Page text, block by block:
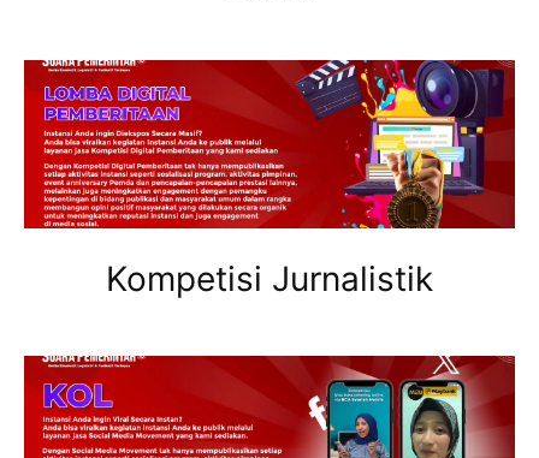
Kompetisi Jurnalistik